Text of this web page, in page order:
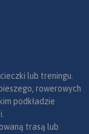
lub treningu.
rowerowych
podkładzie
trasą lub